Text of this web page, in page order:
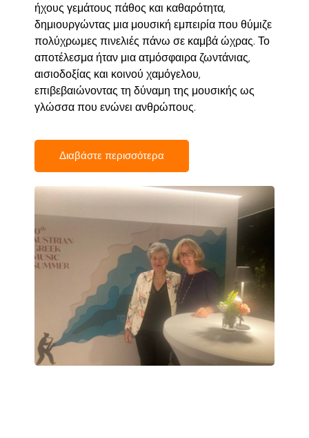
ήχους γεμάτους πάθος και καθαρότητα,
δημιουργώντας μια μουσική εμπειρία που θύμιζε
πολύχρωμες πινελιές πάνω σε καμβά ώχρας. Το
αποτέλεσμα ήταν μια ατμόσφαιρα ζωντάνιας,
αισιοδοξίας και κοινού χαμόγελου,
επιβεβαιώνοντας τη δύναμη της μουσικής ως
γλώσσα που ενώνει ανθρώπους.
Διαβάστε περισσότερα